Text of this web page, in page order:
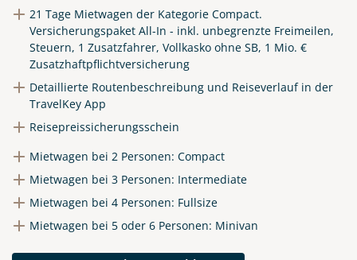
21 Tage Mietwagen der Kategorie Compact.
Versicherungspaket All-In - inkl. unbegrenzte Freimeilen,
Steuern, 1 Zusatzfahrer, Vollkasko ohne SB, 1 Mio. €
Zusatzhaftpflichtversicherung
Detaillierte Routenbeschreibung und Reiseverlauf in der
TravelKey App
Reisepreissicherungsschein
Mietwagen bei 2 Personen: Compact
Mietwagen bei 3 Personen: Intermediate
Mietwagen bei 4 Personen: Fullsize
Mietwagen bei 5 oder 6 Personen: Minivan